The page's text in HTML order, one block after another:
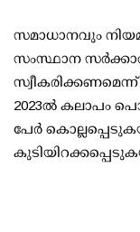
സമാധാനവും
സംസ്ഥാന
2023ല്‍ കലാപം
പേര്‍